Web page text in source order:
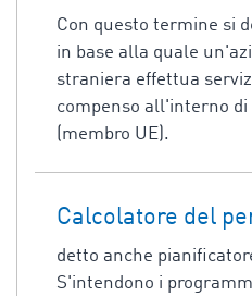
Con questo termine si
in base alla quale
straniera effettua
compenso all'interno
(membro UE).
Calcolatore del
detto anche
S'intendono i